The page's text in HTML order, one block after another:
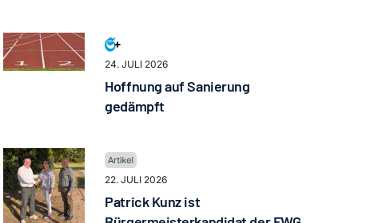
24. JULI 2026
Hoffnung auf Sanierung
gedämpft
22. JULI 2026
Patrick Kunz ist